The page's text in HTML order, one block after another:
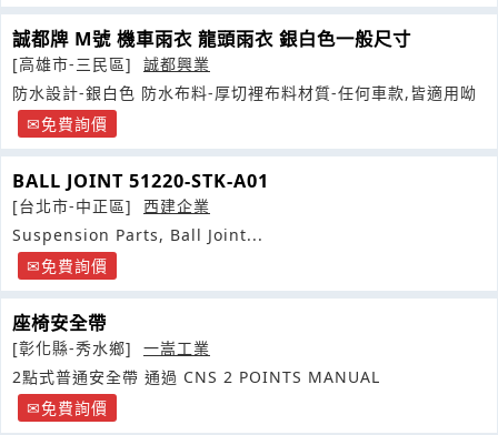
誠都牌 M號 機車雨衣 龍頭雨衣 銀白色一般尺寸
[高雄市-三民區]
誠都興業
防水設計-銀白色 防水布料-厚切裡布料材質-任何車款,皆適用呦
免費詢價
BALL JOINT 51220-STK-A01
[台北市-中正區]
西建企業
Suspension Parts, Ball Joint...
免費詢價
座椅安全帶
[彰化縣-秀水鄉]
一嵩工業
2點式普通安全帶 通過 CNS 2 POINTS MANUAL
免費詢價